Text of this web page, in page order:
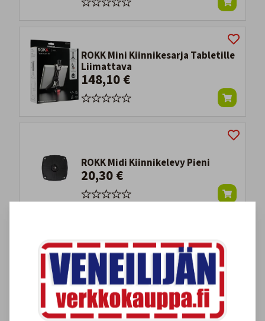
ROKK Mini Kiinnikesarja Tabletille
Liimattava
148,10 €
ROKK Midi Kiinnikelevy Pieni
20,30 €
ROKK Langaton Laturi Piilotettu
12-24V
99,00 €